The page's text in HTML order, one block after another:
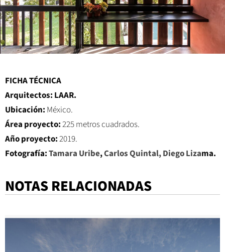
FICHA TÉCNICA
Arquitectos: LAAR.
Ubicación: México.
Área proyecto:225 metros cuadrados.
Año proyecto:2019.
Fotografía:Tamara Uribe,Carlos Quintal, Diego Lizama.
NOTAS RELACIONADAS